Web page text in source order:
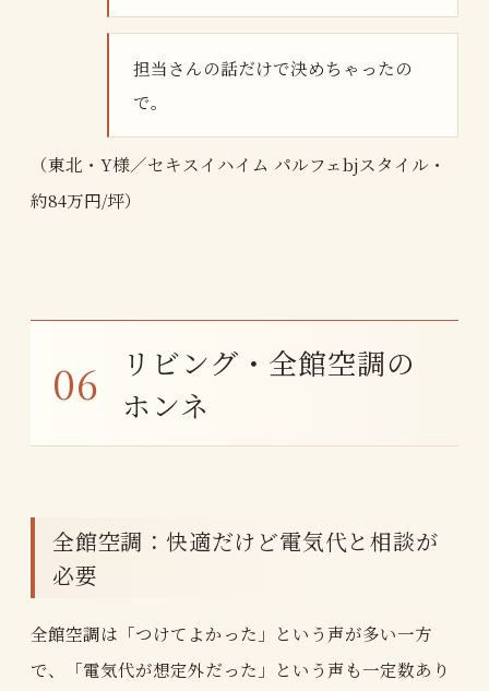
担当さんの話だけで決めちゃったの
で。
（東北・Y様／セキスイハイム パルフェbjスタイル・
約84万円/坪）
リビング・全館空調の
ホンネ
全館空調：快適だけど電気代と相談が
必要
全館空調は「つけてよかった」という声が多い一方
で、「電気代が想定外だった」という声も一定数あり